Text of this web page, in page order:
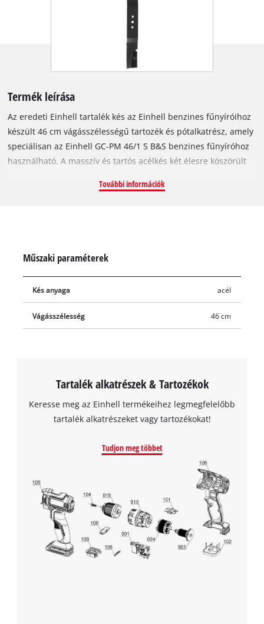
Termék leírása
Az eredeti Einhell tartalék kés az Einhell benzines fűnyíróihoz
készült 46 cm vágásszélességű tartozék és pótalkatrész, amely
speciálisan az Einhell GC-PM 46/1 S B&S benzines fűnyíróhoz
használható. A masszív és tartós acélkés két élesre köszörült
és tökéletes vágási végeredményt garantál. A kés 46 cm
További információk
Műszaki paraméterek
Kés anyaga acél
Vágásszélesség 46 cm
Tartalék alkatrészek & Tartozékok
Keresse meg az Einhell termékeihez legmegfelelőbb
tartalék alkatrészeket vagy tartozékokat!
Tudjon meg többet